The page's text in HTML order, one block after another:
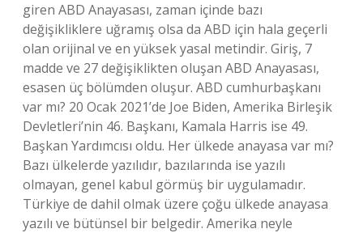
giren ABD Anayasası, zaman içinde bazı
değişikliklere uğramış olsa da ABD için hala geçerli
olan orijinal ve en yüksek yasal metindir. Giriş, 7
madde ve 27 değişiklikten oluşan ABD Anayasası,
esasen üç bölümden oluşur. ABD cumhurbaşkanı
var mı? 20 Ocak 2021’de Joe Biden, Amerika Birleşik
Devletleri’nin 46. Başkanı, Kamala Harris ise 49.
Başkan Yardımcısı oldu. Her ülkede anayasa var mı?
Bazı ülkelerde yazılıdır, bazılarında ise yazılı
olmayan, genel kabul görmüş bir uygulamadır.
Türkiye de dahil olmak üzere çoğu ülkede anayasa
yazılı ve bütünsel bir belgedir. Amerika neyle